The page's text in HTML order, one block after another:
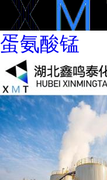
蛋氨酸锰